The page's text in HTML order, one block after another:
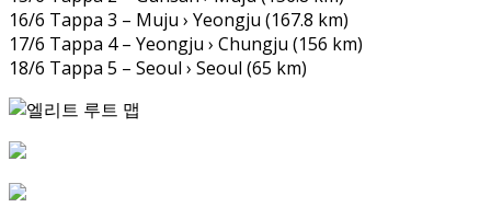
16/6 Tappa 3 – Muju › Yeongju (167.8 km)
17/6 Tappa 4 – Yeongju › Chungju (156 km)
18/6 Tappa 5 – Seoul › Seoul (65 km)